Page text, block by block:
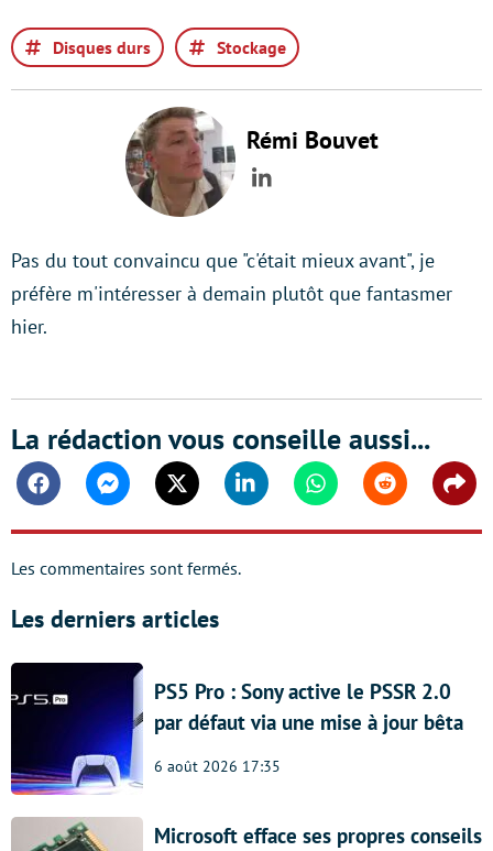
Disques durs Stockage
Rémi Bouvet
LinkedIn
Pas du tout convaincu que "c'était mieux avant", je
préfère m'intéresser à demain plutôt que fantasmer
hier.
La rédaction vous conseille aussi...
FacebookMessengerTwitter Linkedin WhatsappReddit
Les commentaires sont fermés.
Les derniers articles
PS5 Pro : Sony active le PSSR 2.0
par défaut via une mise à jour bêta
6 août 2026 17:35
Microsoft efface ses propres conseils